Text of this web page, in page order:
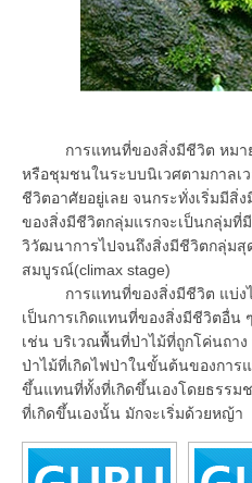
การแทนที่ของสิ่งมีชีวิต หมาย
หรือชุมชนในระบบนิเวศตามกาลเ
ชีวิตอาศัยอยู่เลย จนกระทั่งเริ่มมี
ของสิ่งมีชีวิตกลุ่มแรกจะเป็นกลุ่มที่
วิวัฒนาการไปจนถึงสิ่งมีชีวิตกลุ่มสุ
สมบูรณ์(climax stage)
การแทนที่ของสิ่งมีชีวิต แบ่ง
เป็นการเกิดแทนที่ของสิ่งมีชีวิตอื่น
เช่น บริเวณพื้นที่ป่าไม้ที่ถูกโค่นถา
ป่าไม้ที่เกิดไฟป่าในขั้นต้นของการ
ขึ้นแทนที่ทั้งที่เกิดขึ้นเองโดยธรร
ที่เกิดขึ้นเองนั้น มักจะเริ่มด้วยหญ้า